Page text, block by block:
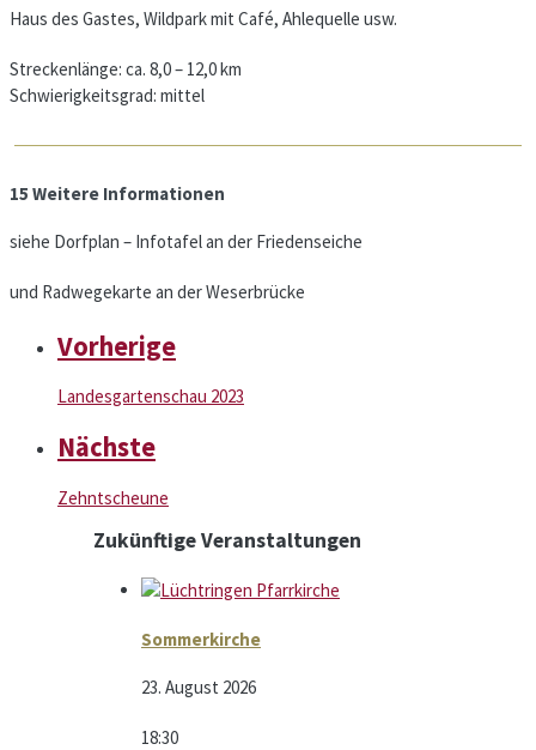
Haus des Gastes, Wildpark mit Café, Ahlequelle usw.
Streckenlänge: ca. 8,0 – 12,0 km
Schwierigkeitsgrad: mittel
15 Weitere Informationen
siehe Dorfplan – Infotafel an der Friedenseiche
und Radwegekarte an der Weserbrücke
Vorherige
Landes­garten­schau 2023
Nächste
Zehntscheune
Zukünftige Veranstaltungen
Sommerkirche
23. August 2026
18:30